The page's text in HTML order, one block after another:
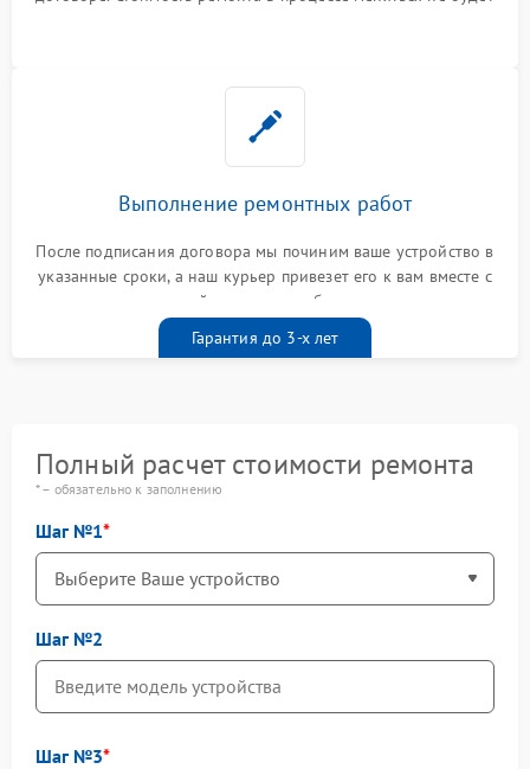
Выполнение ремонтных работ
После подписания договора мы починим ваше устройство в
указанные сроки, а наш курьер привезет его к вам вместе с
гарантийным талоном бесплатно
Гарантия до 3-х лет
Полный расчет стоимости ремонта
* – обязательно к заполнению
Шаг №1
Шаг №2
Шаг №3